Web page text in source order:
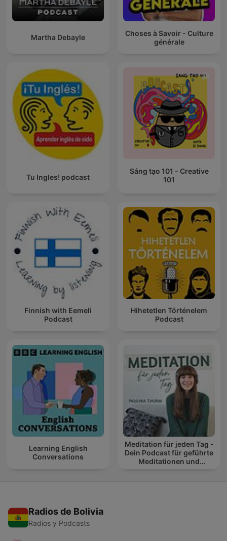
Martha Debayle
Choses à Savoir - Culture
générale
Tu Ingles! podcast
Sáng tạo 101 - Creative
101
Finnish with Eemeli
Podcast
Hihetetlen Történelem
Podcast
Learning English
Conversations
Meditation für jeden Tag -
Dein Podcast für geführte
Meditationen und
Radios de Bolivia
Radios y Podcasts